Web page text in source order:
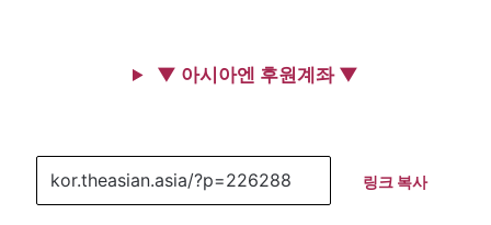
▼ 아시아엔 후원계좌 ▼
링크 복사